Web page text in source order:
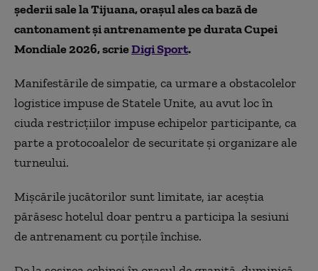
şederii sale la Tijuana, oraşul ales ca bază de
cantonament şi antrenamente pe durata Cupei
Mondiale 2026, scrieDigi Sport.
Manifestările de simpatie, ca urmare a obstacolelor
logistice impuse de Statele Unite, au avut loc în
ciuda restricţiilor impuse echipelor participante, ca
parte a protocoalelor de securitate şi organizare ale
turneului.
Mişcările jucătorilor sunt limitate, iar aceştia
părăsesc hotelul doar pentru a participa la sesiuni
de antrenament cu porţile închise.